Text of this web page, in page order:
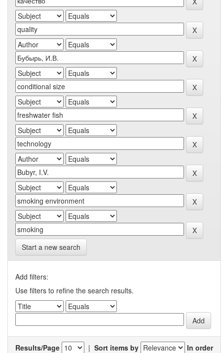
Start a new search
Add filters:
Use filters to refine the search results.
Results/Page | Sort items by
In order